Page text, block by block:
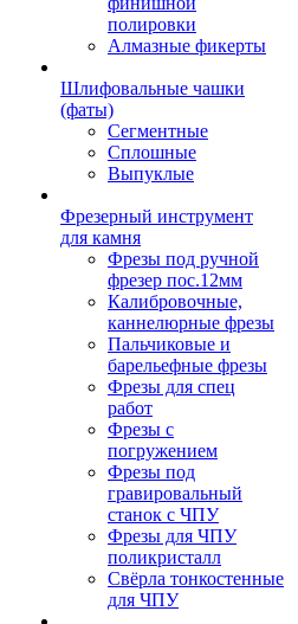
полировки
Алмазные фикерты
Шлифовальные чашки
(фаты)
Сегментные
Сплошные
Выпуклые
Фрезерный инструмент
для камня
Фрезы под ручной
фрезер пос.12мм
Калибровочные,
каннелюрные фрезы
Пальчиковые и
барельефные фрезы
Фрезы для спец
работ
Фрезы с
погружением
Фрезы под
гравировальный
станок с ЧПУ
Фрезы для ЧПУ
поликристалл
Свёрла тонкостенные
для ЧПУ